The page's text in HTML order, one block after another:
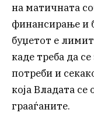
на матичната
финансирање и
буџетот е
каде треба да
потреби и
која Владата се
грааѓаните.